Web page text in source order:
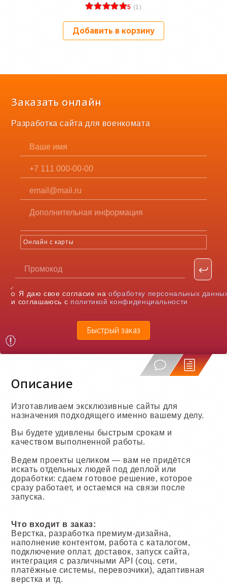
Заказать онлайн
Разработка сайта для военкомата
Онлайн с карты
Я даю свое согласие наобработку персональных
и соглашаюсь с политикой конфиденциальности
Быстрый заказ
5 (1)
Добавить в корзину
Описание
Изготавливаем эксклюзивные сайты для
назначения подходящего именно вашему делу.
Вы будете удивлены быстрым срокам и
качеством выполненной работы.
Ведем проекты целиком — вам не придётся
искать отдельных людей под деплой или
доработки: сдаем готовое решение, которое
сразу работает, и остаемся на связи после
запуска.
Что входит в заказ:
Верстка, разработка премиум-дизайна,
наполнение контентом, работа с каталогом,
подключение оплат, доставок, запуск сайта,
интеграция с различными API (соц. сети,
платёжные системы, перевозчики), адаптивная
верстка и тд.